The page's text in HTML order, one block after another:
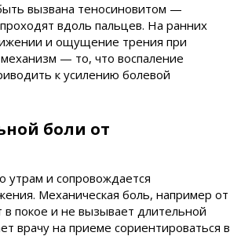
вызвана теносиновитом —
вдоль пальцев. На ранних
и ощущение трения при
— то, что воспаление
к усилению болевой
боли от
утрам и сопровождается
Механическая боль, например от
покое и не вызывает длительной
врачу на приеме сориентироваться в